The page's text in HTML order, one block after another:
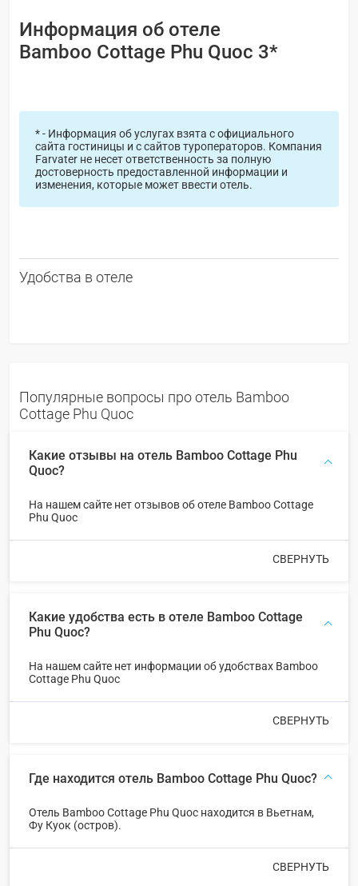
Информация об отеле
Bamboo Cottage Phu Quoc 3*
* - Информация об услугах взята с официального
сайта гостиницы и с сайтов туроператоров. Компания
Farvater не несет ответственность за полную
достоверность предоставленной информации и
изменения, которые может ввести отель.
Удобства в отеле
Популярные вопросы про отель Bamboo
Cottage Phu Quoc
Какие отзывы на отель Bamboo Cottage Phu
Quoc?
На нашем сайте нет отзывов об отеле Bamboo Cottage
Phu Quoc
СВЕРНУТЬ
Какие удобства есть в отеле Bamboo Cottage
Phu Quoc?
На нашем сайте нет информации об удобствах Bamboo
Cottage Phu Quoc
СВЕРНУТЬ
Где находится отель Bamboo Cottage Phu Quoc?
Отель Bamboo Cottage Phu Quoc находится в Вьетнам,
Фу Куок (остров).
СВЕРНУТЬ